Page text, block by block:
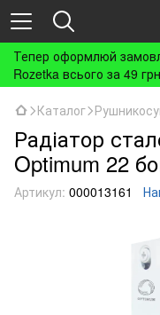
Тепер оформлюй
Rozetka всього за 49
Каталог
Радіатор
Optimum 22
Артикул: 000013161